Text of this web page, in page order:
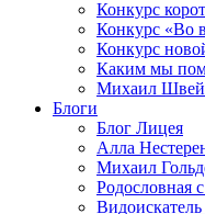
Конкурс
Конкурс «Во
Конкурс
Каким мы
Михаил
Блоги
Блог Лицея
Алла
Михаил
Родословная